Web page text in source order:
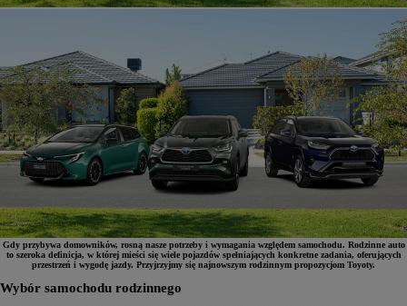
Gdy przybywa domowników, rosną nasze potrzeby i wymagania względem samochodu. Rodzinne auto
to szeroka definicja, w której mieści się wiele pojazdów spełniających konkretne zadania, oferujących
przestrzeń i wygodę jazdy. Przyjrzyjmy się najnowszym rodzinnym propozycjom Toyoty.
Wybór samochodu rodzinnego